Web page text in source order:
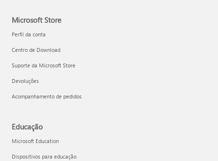
Microsoft Store
Perfil da conta
Centro de Download
Suporte da Microsoft Store
Devoluções
Acompanhamento de pedidos
Educação
Microsoft Education
Dispositivos para educação